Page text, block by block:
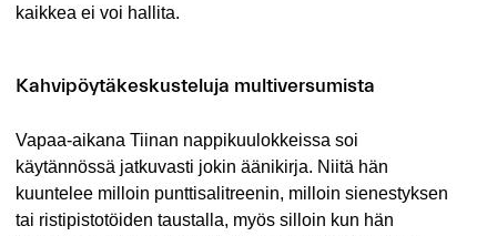
kaikkea ei voi hallita.
Kahvipöytäkeskusteluja multiversumista
Vapaa-aikana Tiinan nappikuulokkeissa soi
käytännössä jatkuvasti jokin äänikirja. Niitä hän
kuuntelee milloin punttisalitreenin, milloin sienestyksen
tai ristipistotöiden taustalla, myös silloin kun hän